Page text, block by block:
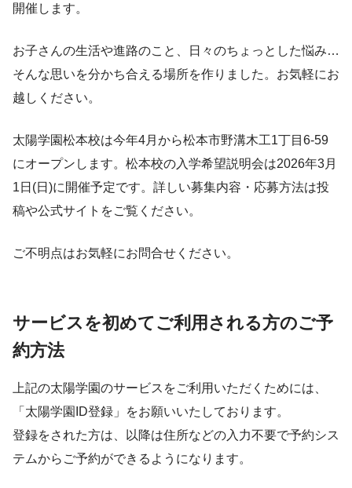
開催します。
お子さんの生活や進路のこと、日々のちょっとした悩み…
そんな思いを分かち合える場所を作りました。お気軽にお
越しください。
太陽学園松本校は今年4月から松本市野溝木工1丁目6-59
にオープンします。松本校の入学希望説明会は2026年3月
1日(日)に開催予定です。詳しい募集内容・応募方法は投
稿や公式サイトをご覧ください。
ご不明点はお気軽にお問合せください。
サービスを初めてご利用される方のご予
約方法
上記の太陽学園のサービスをご利用いただくためには、
「太陽学園ID登録」をお願いいたしております。
登録をされた方は、以降は住所などの入力不要で予約シス
テムからご予約ができるようになります。